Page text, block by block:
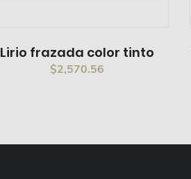
Lirio frazada color tinto
$2,570.56